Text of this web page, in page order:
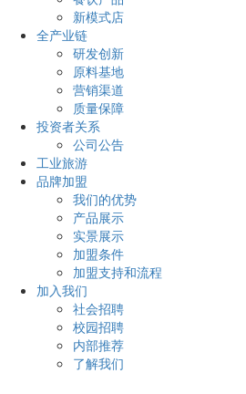
新模式店
全产业链
研发创新
原料基地
营销渠道
质量保障
投资者关系
公司公告
工业旅游
品牌加盟
我们的优势
产品展示
实景展示
加盟条件
加盟支持和流程
加入我们
社会招聘
校园招聘
内部推荐
了解我们